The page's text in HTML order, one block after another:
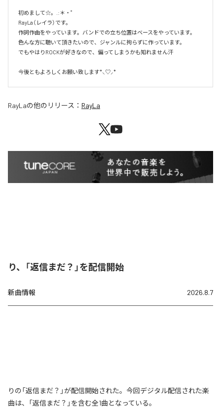
初めまして☆。.:＊・゜
RayLa（レイラ）です。
作詞作曲をやっています。バンドでの立ち位置はベースをやっています。
色んな方に聴いて頂きたいので、ジャンルに拘らずに作っています。
でもやはりROCKが好きなので、偏ってしまうかも知れません汗
今後ともよろしくお願い致します*⸜♡⸝*
RayLaの他のリリース： RayLa
り、「返信まだ？」を配信開始
新曲情報 2026.8.7
りの「返信まだ？」が配信開始された。今回デジタル配信された楽
曲は、「返信まだ？」を含む全1曲となっている。